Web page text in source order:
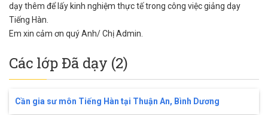
dạy thêm để lấy kinh nghiệm thực tế trong công việc giảng dạy
Tiếng Hàn.
Em xin cảm ơn quý Anh/ Chị Admin.
Các lớp Đã dạy (2)
Cần gia sư môn Tiếng Hàn tại Thuận An, Bình Dương